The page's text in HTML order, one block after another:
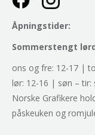
Åpningstider:
Sommerstengt
ons og fre: 12-17 |
lør: 12-16 | søn – tir:
Norske Grafikere
påskeuken og